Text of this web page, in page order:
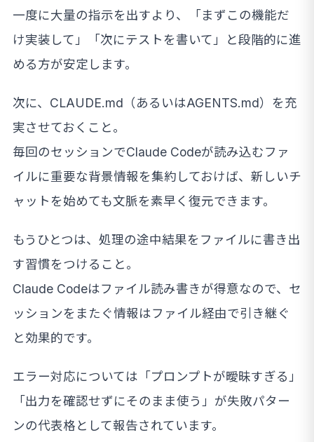
一度に大量の指示を出すより、「まずこの機能だ
け実装して」「次にテストを書いて」と段階的に進
める方が安定します。
次に、CLAUDE.md（あるいはAGENTS.md）を充
実させておくこと。
毎回のセッションでClaude Codeが読み込むファ
イルに重要な背景情報を集約しておけば、新しいチ
ャットを始めても文脈を素早く復元できます。
もうひとつは、処理の途中結果をファイルに書き出
す習慣をつけること。
Claude Codeはファイル読み書きが得意なので、セ
ッションをまたぐ情報はファイル経由で引き継ぐ
と効果的です。
エラー対応については「プロンプトが曖昧すぎる」
「出力を確認せずにそのまま使う」が失敗パター
ンの代表格として報告されています。